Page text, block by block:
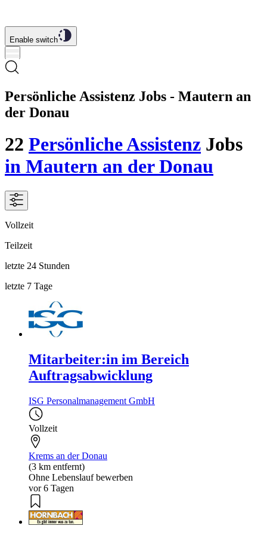
Enable switch
Persönliche Assistenz Jobs - Mautern an
der Donau
22 Persönliche Assistenz Jobs
in Mautern an der Donau
Vollzeit
Teilzeit
letzte 24 Stunden
letzte 7 Tage
Mitarbeiter:in im Bereich
Auftragsabwicklung
ISG Personalmanagement GmbH
Vollzeit
Krems an der Donau
(3 km entfernt)
Ohne Lebenslauf bewerben
vor 6 Tagen